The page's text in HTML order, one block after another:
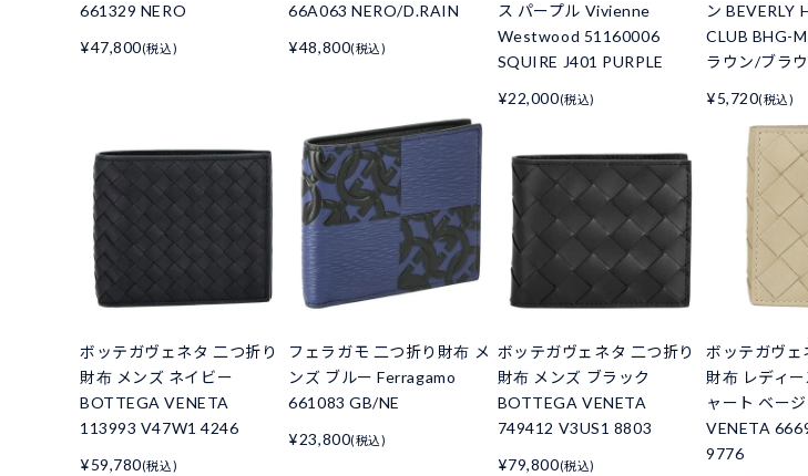
661329 NERO
¥47,800(税込)
66A063 NERO/D.RAIN
¥48,800(税込)
ス パープル Vivienne
Westwood 51160006
SQUIRE J401 PURPLE
¥22,000(税込)
ン BEVERLY
CLUB BHG-
ラウン/ブラ
¥5,720(税込)
ボッテガヴェネタ 二つ折り
財布 メンズ ネイビー
BOTTEGA VENETA
113993 V47W1 4246
¥59,780(税込)
フェラガモ 二つ折り財布 メ
ンズ ブルー Ferragamo
661083 GB/NE
¥23,800(税込)
ボッテガヴェネタ 二つ折り
財布 メンズ ブラック
BOTTEGA VENETA
749412 V3US1 8803
¥79,800(税込)
ボッテガヴェ
財布 レディ
ャート ベー
VENETA
9776